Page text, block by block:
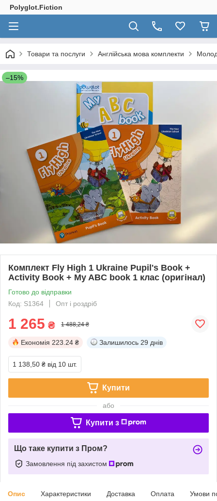
Polyglot.Fiction
Товари та послуги Англійська мова комплекти
–15%
Комплект Fly High 1 Ukraine Pupil's Book +
Activity Book + My ABC book 1 клас (оригінал)
Готово до відправки
Код: S1364
Опт і роздріб
1 265 ₴ 1 488,24 ₴
Економія 223.24 ₴ Залишилось 29 днів
1 138,50 ₴ від 10 шт.
Купити
або
Купити з
Що таке купити з Пром?
Замовлення під захистом
Опис Характеристики Доставка Оплата Умови